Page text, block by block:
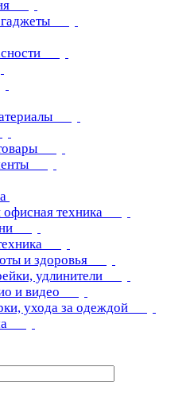
техника
и здоровья
удлинители
и видео
ухода за одеждой